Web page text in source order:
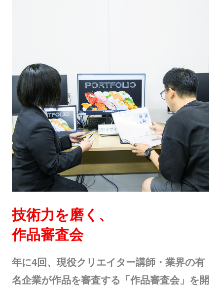
技術力を磨く、
作品審査会
年に4回、現役クリエイター講師・業界の有
名企業が作品を審査する「作品審査会」を開